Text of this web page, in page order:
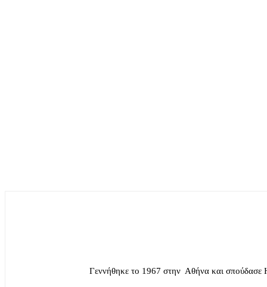
Γεννήθηκε το 1967 στην Αθήνα και σπούδασε